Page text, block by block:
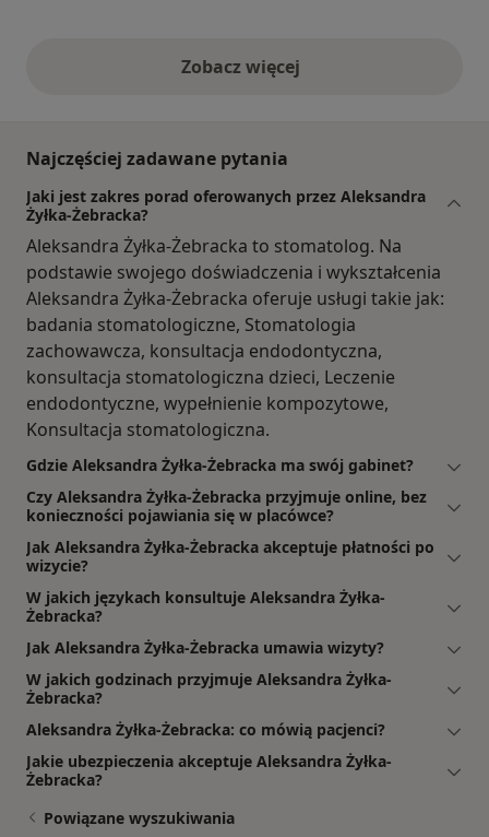
Zobacz więcejopinie powyżej
Najczęściej zadawane pytania
Jaki jest zakres porad oferowanych przez Aleksandra
Żyłka-Żebracka?
Aleksandra Żyłka-Żebracka to stomatolog. Na
podstawie swojego doświadczenia i wykształcenia
Aleksandra Żyłka-Żebracka oferuje usługi takie jak:
badania stomatologiczne, Stomatologia
zachowawcza, konsultacja endodontyczna,
konsultacja stomatologiczna dzieci, Leczenie
endodontyczne, wypełnienie kompozytowe,
Konsultacja stomatologiczna.
Gdzie Aleksandra Żyłka-Żebracka ma swój gabinet?
Czy Aleksandra Żyłka-Żebracka przyjmuje online, bez
konieczności pojawiania się w placówce?
Jak Aleksandra Żyłka-Żebracka akceptuje płatności po
wizycie?
W jakich językach konsultuje Aleksandra Żyłka-
Żebracka?
Jak Aleksandra Żyłka-Żebracka umawia wizyty?
W jakich godzinach przyjmuje Aleksandra Żyłka-
Żebracka?
Aleksandra Żyłka-Żebracka: co mówią pacjenci?
Jakie ubezpieczenia akceptuje Aleksandra Żyłka-
Żebracka?
Powiązane wyszukiwania